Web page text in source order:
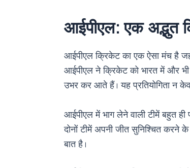
आईपीएल: एक अद्भुत
आईपीएल क्रिकेट का एक ऐसा मंच है
आईपीएल ने क्रिकेट को भारत में और
उभर कर आते हैं। यह प्रतियोगिता न
आईपीएल में भाग लेने वाली टीमें बहुत ही
दोनों टीमें अपनी जीत सुनिश्चित करने
बात है।